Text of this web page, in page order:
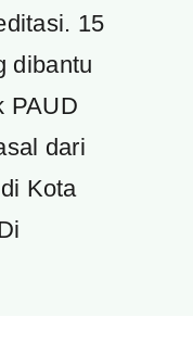
15
dibantu
PAUD
dari
Kota